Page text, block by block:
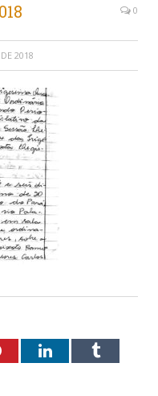
0
2018
PinterestLinkedInTumblr